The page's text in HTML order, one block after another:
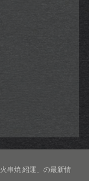
串焼 紹運」の最新情